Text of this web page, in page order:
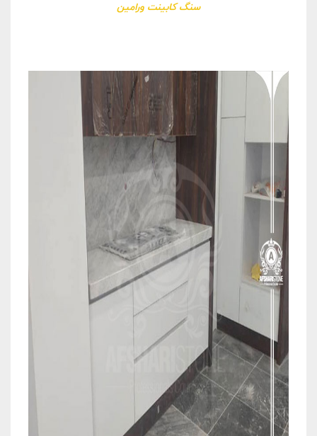
سنگ کابینت ورامین